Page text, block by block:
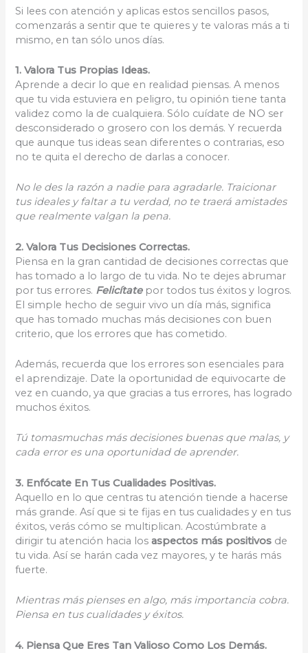
Si lees con atención y aplicas estos sencillos pasos,
comenzarás a sentir que te quieres y te valoras más a ti
mismo, en tan sólo unos días.
1. Valora Tus Propias Ideas.
Aprende a decir lo que en realidad piensas. A menos
que tu vida estuviera en peligro, tu opinión tiene tanta
validez como la de cualquiera. Sólo cuídate de NO ser
desconsiderado o grosero con los demás. Y recuerda
que aunque tus ideas sean diferentes o contrarias, eso
no te quita el derecho de darlas a conocer.
No le des la razón a nadie para agradarle. Traicionar
tus ideales y faltar a tu verdad, no te traerá amistades
que realmente valgan la pena.
2. Valora Tus Decisiones Correctas.
Piensa en la gran cantidad de decisiones correctas que
has tomado a lo largo de tu vida. No te dejes abrumar
por tus errores. Felicítate por todos tus éxitos y logros.
El simple hecho de seguir vivo un día más, significa
que has tomado muchas más decisiones con buen
criterio, que los errores que has cometido.
Además, recuerda que los errores son esenciales para
el aprendizaje. Date la oportunidad de equivocarte de
vez en cuando, ya que gracias a tus errores, has logrado
muchos éxitos.
Tú tomasmuchas más decisiones buenas que malas, y
cada error es una oportunidad de aprender.
3. Enfócate En Tus Cualidades Positivas.
Aquello en lo que centras tu atención tiende a hacerse
más grande. Así que si te fijas en tus cualidades y en tus
éxitos, verás cómo se multiplican. Acostúmbrate a
dirigir tu atención hacia losaspectos más positivos de
tu vida. Así se harán cada vez mayores, y te harás más
fuerte.
Mientras más pienses en algo, más importancia cobra.
Piensa en tus cualidades y éxitos.
4. Piensa Que Eres Tan Valioso Como Los Demás.